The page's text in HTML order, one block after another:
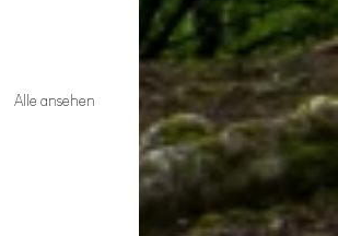
Alle ansehen